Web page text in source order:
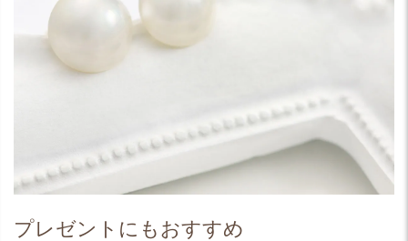
プレゼントにもおすすめ